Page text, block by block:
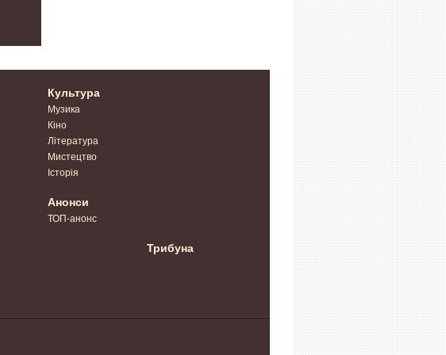
зафіксували
температурний рекорд
Культура
Музика
Кіно
Література
Мистецтво
Історія
Анонси
ТОП-анонс
Трибуна